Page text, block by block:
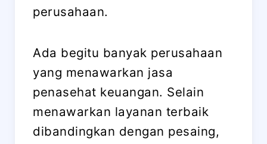
perusahaan.
Ada begitu banyak perusahaan
yang menawarkan jasa
penasehat keuangan. Selain
menawarkan layanan terbaik
dibandingkan dengan pesaing,